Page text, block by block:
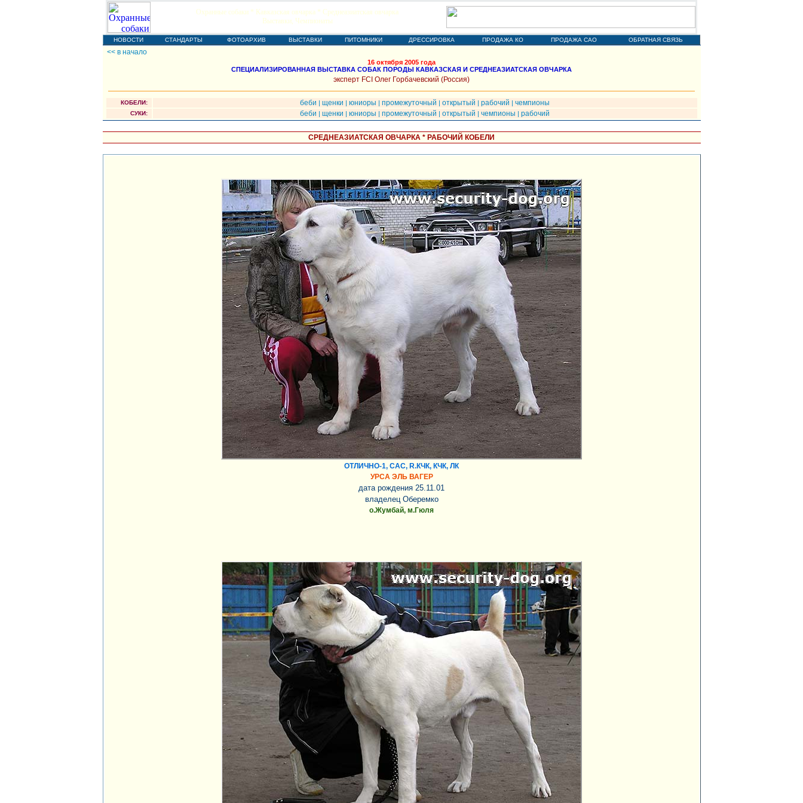
Охранные собаки * Кавказская овчарка * Среднеазиатская овчарка
Выставки, Чемпионаты
НОВОСТИ СТАНДАРТЫ ФОТОАРХИВ ВЫСТАВКИ ПИТОМНИКИ ДРЕССИРОВКА ПРОДАЖА КО ПРОДАЖА САО ОБРАТНАЯ СВЯЗЬ
<< в начало
16 октября 2005 года
СПЕЦИАЛИЗИРОВАННАЯ ВЫСТАВКА СОБАК ПОРОДЫ КАВКАЗСКАЯ И СРЕДНЕАЗИАТСКАЯ ОВЧАРКА
эксперт FCI Олег Горбачевский (Россия)
КОБЕЛИ: беби | щенки | юниоры | промежуточный | открытый | рабочий | чемпионы
СУКИ: беби | щенки | юниоры | промежуточный | открытый | чемпионы | рабочий
СРЕДНЕАЗИАТСКАЯ ОВЧАРКА * РАБОЧИЙ КОБЕЛИ
ОТЛИЧНО-1, САС, R.КЧК, КЧК, ЛК
УРСА ЭЛЬ ВАГЕР
дата рождения 25.11.01
владелец Оберемко
о.Жумбай, м.Гюля